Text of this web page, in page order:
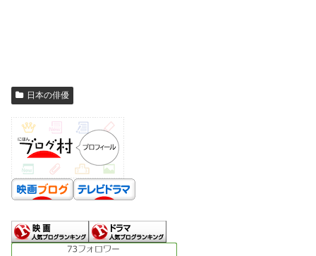
日本の俳優